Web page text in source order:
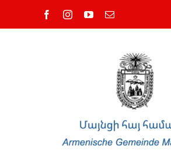
FacebookInstagramYouTubeEmail